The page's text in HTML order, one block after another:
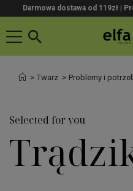
Darmowa dostawa od 119zł |
Twarz Problemy i
Selected for you